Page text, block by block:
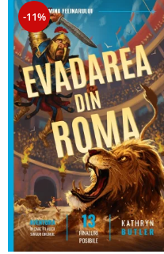
-11%